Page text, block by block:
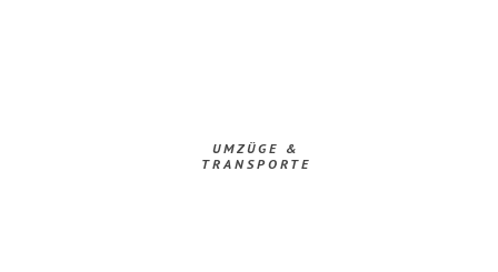
UMZÜGE &
TRANSPORTE